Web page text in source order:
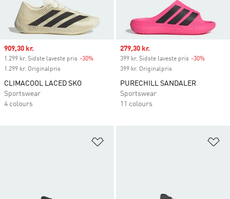
Sale price
909,30 kr.
1.299 kr. Sidste laveste pris -30%
1.299 kr. Originalpris
CLIMACOOL LACED SKO
Sportswear
4 colours
Sale price
279,30 kr.
399 kr. Sidste laveste pris -30%
399 kr. Originalpris
PURECHILL SANDALER
Sportswear
11 colours